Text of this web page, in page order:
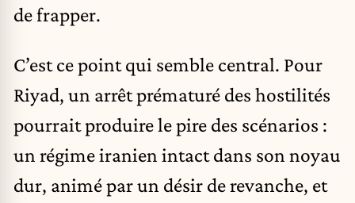
de frapper.
C’est ce point qui semble central. Pour
Riyad, un arrêt prématuré des hostilités
pourrait produire le pire des scénarios :
un régime iranien intact dans son noyau
dur, animé par un désir de revanche, et